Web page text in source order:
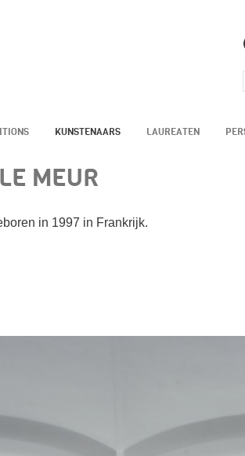
KUNSTENAARS LAUREATEN
MEUR
in 1997 in Frankrijk.